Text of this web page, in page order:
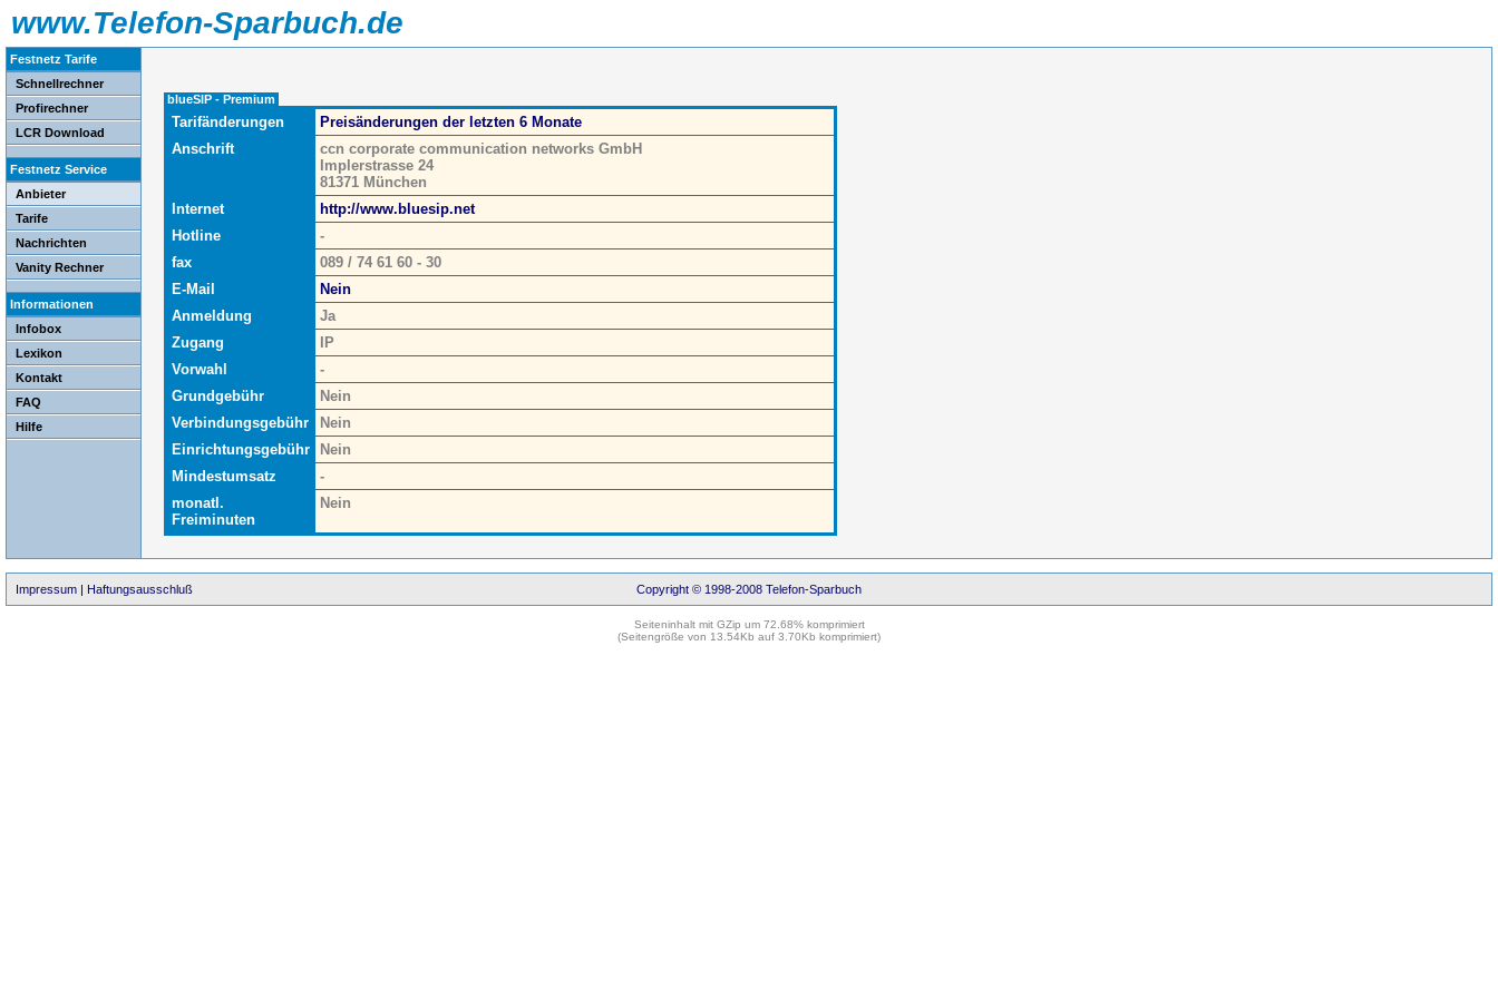
www.Telefon-Sparbuch.de
Festnetz Tarife
Schnellrechner
Profirechner
LCR Download
Festnetz Service
Anbieter
Tarife
Nachrichten
Vanity Rechner
Informationen
Infobox
Lexikon
Kontakt
FAQ
Hilfe
blueSIP - Premium
Tarifänderungen
Preisänderungen der letzten 6 Monate
Anschrift
ccn corporate communication networks GmbH
Implerstrasse 24
81371 München
Internet
http://www.bluesip.net
Hotline
-
fax
089 / 74 61 60 - 30
E-Mail
Nein
Anmeldung
Ja
Zugang
IP
Vorwahl
-
Grundgebühr
Nein
Verbindungsgebühr
Nein
Einrichtungsgebühr
Nein
Mindestumsatz
-
monatl.
Freiminuten
Nein
Impressum | Haftungsausschluß Copyright © 1998-2008 Telefon-Sparbuch
Seiteninhalt mit GZip um 72.68% komprimiert
(Seitengröße von 13.54Kb auf 3.70Kb komprimiert)